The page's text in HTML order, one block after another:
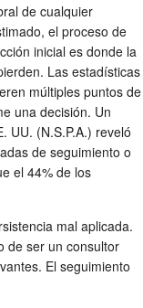
de cualquier
el proceso de
inicial es donde la
Las estadísticas
múltiples puntos de
una decisión. Un
UU. (N.S.P.A.) reveló
de seguimiento o
el 44% de los
mal aplicada.
de ser un consultor
El seguimiento